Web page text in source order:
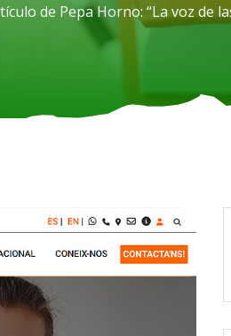
de Pepa Horno: “La voz de